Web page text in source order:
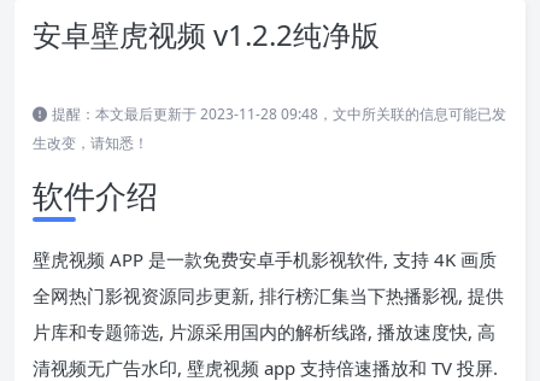
安卓壁虎视频 v1.2.2纯净版
提醒：本文最后更新于 2023-11-28 09:48，文中所关联的信息可能已发
生改变，请知悉！
软件介绍
壁虎视频 APP 是一款免费安卓手机影视软件, 支持 4K 画质
全网热门影视资源同步更新, 排行榜汇集当下热播影视, 提供
片库和专题筛选, 片源采用国内的解析线路, 播放速度快, 高
清视频无广告水印, 壁虎视频 app 支持倍速播放和 TV 投屏.